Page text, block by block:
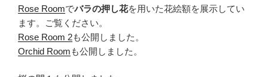
Rose Roomでバラの押し花を用いた花絵額を展示してい
ます。ご覧ください。
Rose Room 2も公開しました。
Orchid Room も公開しました。